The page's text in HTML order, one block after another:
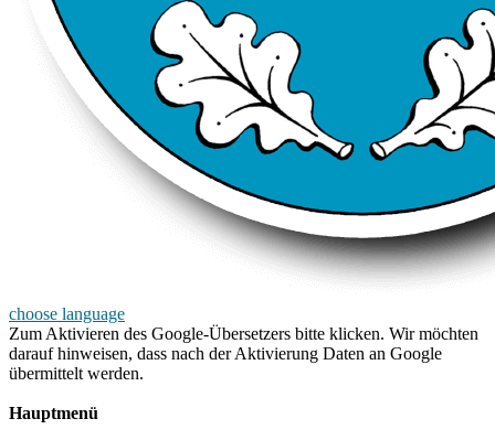
choose language
Zum Aktivieren des Google-Übersetzers bitte klicken. Wir möchten
darauf hinweisen, dass nach der Aktivierung Daten an Google
übermittelt werden.
Hauptmenü